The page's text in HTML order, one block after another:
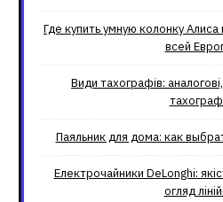
Где купить умную колонку
всей
Види тахографів:
Паяльник для дома: как
Електрочайники DeLonghi:
огляд